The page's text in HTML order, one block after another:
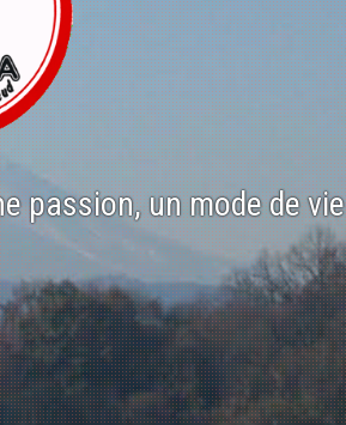
passion, un mode de vie